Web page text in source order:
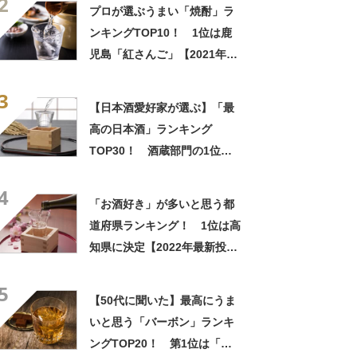
プロが選ぶうまい「焼酎」ラ
ンキングTOP10！ 1位は鹿
児島「紅さんご」【2021年発
【日本酒愛好家が選ぶ】「最
高の日本酒」ランキング
TOP30！ 酒蔵部門の1位は
「お酒好き」が多いと思う都
道府県ランキング！ 1位は高
知県に決定【2022年最新投票
【50代に聞いた】最高にうま
いと思う「バーボン」ランキ
ングTOP20！ 第1位は「ワ